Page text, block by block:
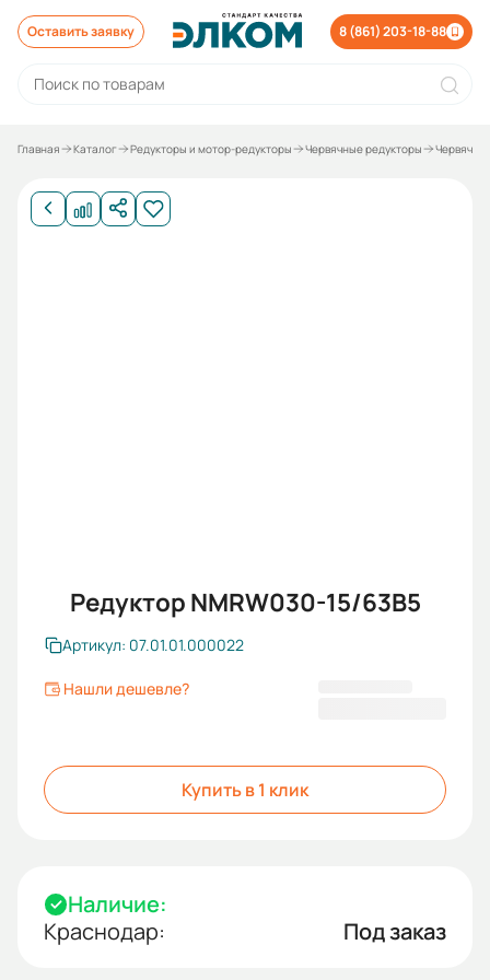
Оставить заявку 8 (861) 203-18-88
Главная Каталог Редукторы и мотор-редукторы Червячные редукторы
Редуктор NMRW030-15/63B5
Артикул: 07.01.01.000022
Нашли дешевле?
Купить в 1 клик
Наличие:
Краснодар:
Под заказ